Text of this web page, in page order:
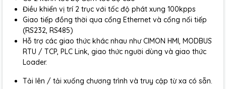
Điều khiển vị trí 2 trục với tốc độ phát xung 100kpps
Giao tiếp đồng thời qua cổng Ethernet và cổng nối tiếp
(RS232, RS485)
Hỗ trợ các giao thức khác nhau như CIMON HMI, MODBUS
RTU / TCP, PLC Link, giao thức người dùng và giao thức
Loader.
Tải lên / tải xuống chương trình và truy cập từ xa có sẵn.